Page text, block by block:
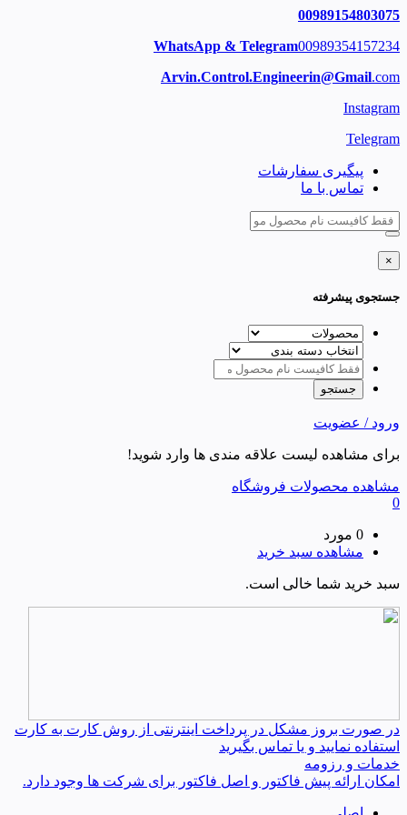
00989154803075
WhatsApp & Telegram00989354157234
Arvin.Control.Engineerin@Gmail.com
Instagram
Telegram
پیگیری سفارشات
تماس با ما
×
جستجوی پیشرفته
ورود / عضویت
برای مشاهده لیست علاقه مندی ها وارد شوید!
مشاهده محصولات فروشگاه
0
0 مورد
مشاهده سبد خرید
سبد خرید شما خالی است.
در صورت بروز مشکل در پرداخت اینترنتی از روش کارت به کارت
استفاده نمایید و یا تماس بگیرید
خدمات و رزومه
امکان ارائه پیش فاکتور و اصل فاکتور برای شرکت ها وجود دارد.